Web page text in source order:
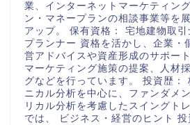
業、インターネットマーケティン
ン・マネープランの相談事業等を
アップ。 保有資格： 宅地建物取
プランナー 資格を活かし、企業・
営アドバイスや資産形成のサポー
マーケティング施策の提案、人材
グなどを行っています。 投資歴：
ニカル分析を中心に、ファンダメ
リカル分析を考慮したスイングト
では、 ビジネス・経営のヒント